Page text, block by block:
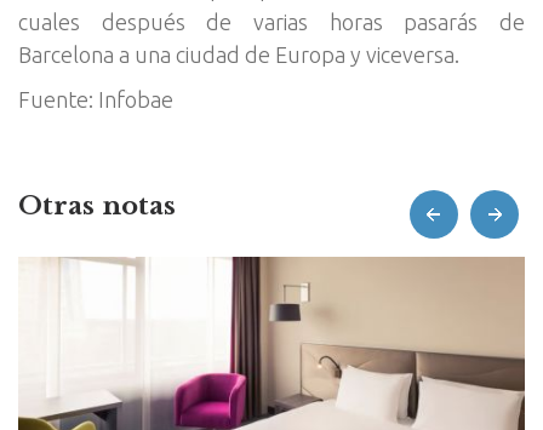
cuales después de varias horas pasarás de
Barcelona a una ciudad de Europa y viceversa.
Fuente: Infobae
Otras notas prev next